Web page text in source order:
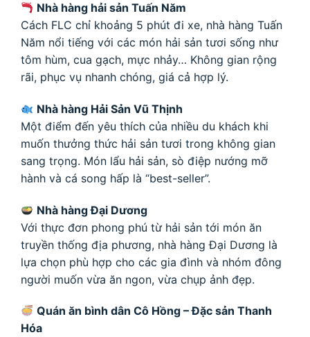
Nhà hàng hải sản Tuấn Năm
Cách FLC chỉ khoảng 5 phút đi xe, nhà hàng Tuấn
Năm nổi tiếng với các món hải sản tươi sống như
tôm hùm, cua gạch, mực nhảy… Không gian rộng
rãi, phục vụ nhanh chóng, giá cả hợp lý.
Nhà hàng Hải Sản Vũ Thịnh
Một điểm đến yêu thích của nhiều du khách khi
muốn thưởng thức hải sản tươi trong không gian
sang trọng. Món lẩu hải sản, sò điệp nướng mỡ
hành và cá song hấp là “best-seller”.
Nhà hàng Đại Dương
Với thực đơn phong phú từ hải sản tới món ăn
truyền thống địa phương, nhà hàng Đại Dương là
lựa chọn phù hợp cho các gia đình và nhóm đông
người muốn vừa ăn ngon, vừa chụp ảnh đẹp.
Quán ăn bình dân Cô Hồng – Đặc sản Thanh
Hóa